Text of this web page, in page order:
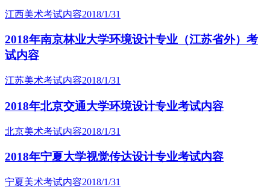
江西美术考试内容2018/1/31
2018年南京林业大学环境设计专业（江苏省外）考
试内容
江苏美术考试内容2018/1/31
2018年北京交通大学环境设计专业考试内容
北京美术考试内容2018/1/31
2018年宁夏大学视觉传达设计专业考试内容
宁夏美术考试内容2018/1/31